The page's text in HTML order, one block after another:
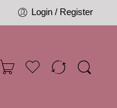
Login / Register